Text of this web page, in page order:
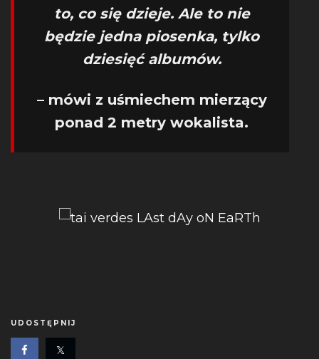
to, co się dzieje. Ale to nie
będzie jedna piosenka, tylko
dziesięć albumów.
– mówi z uśmiechem mierzący
ponad 2 metry wokalista.
UDOSTĘPNIJ